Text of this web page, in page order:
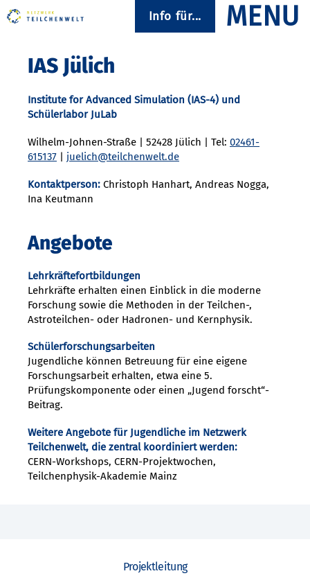
Info für...
IAS Jülich
Institute for Advanced Simulation (IAS-4) und
Schülerlabor JuLab
Wilhelm-Johnen-Straße | 52428 Jülich | Tel: 02461-
615137 | juelich@teilchenwelt.de
Kontaktperson: Christoph Hanhart, Andreas Nogga,
Ina Keutmann
Angebote
Lehrkräftefortbildungen
Lehrkräfte erhalten einen Einblick in die moderne
Forschung sowie die Methoden in der Teilchen-,
Astroteilchen- oder Hadronen- und Kernphysik.
Schülerforschungsarbeiten
Jugendliche können Betreuung für eine eigene
Forschungsarbeit erhalten, etwa eine 5.
Prüfungskomponente oder einen „Jugend forscht“-
Beitrag.
Weitere Angebote für Jugendliche im Netzwerk
Teilchenwelt, die zentral koordiniert werden:
CERN-Workshops, CERN-Projektwochen,
Teilchenphysik-Akademie Mainz
Projektleitung